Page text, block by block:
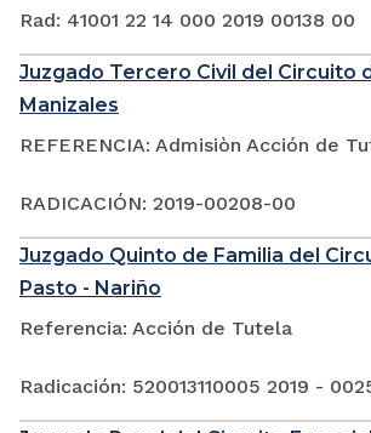
Rad: 41001 22 14 000 2019 00138 00
Juzgado Tercero Civil del Circuito
Manizales
REFERENCIA: Admisiòn Acción de
RADICACIÓN: 2019-00208-00
Juzgado Quinto de Familia del
Pasto - Nariño
Referencia: Acción de Tutela
Radicación: 520013110005 2019 -